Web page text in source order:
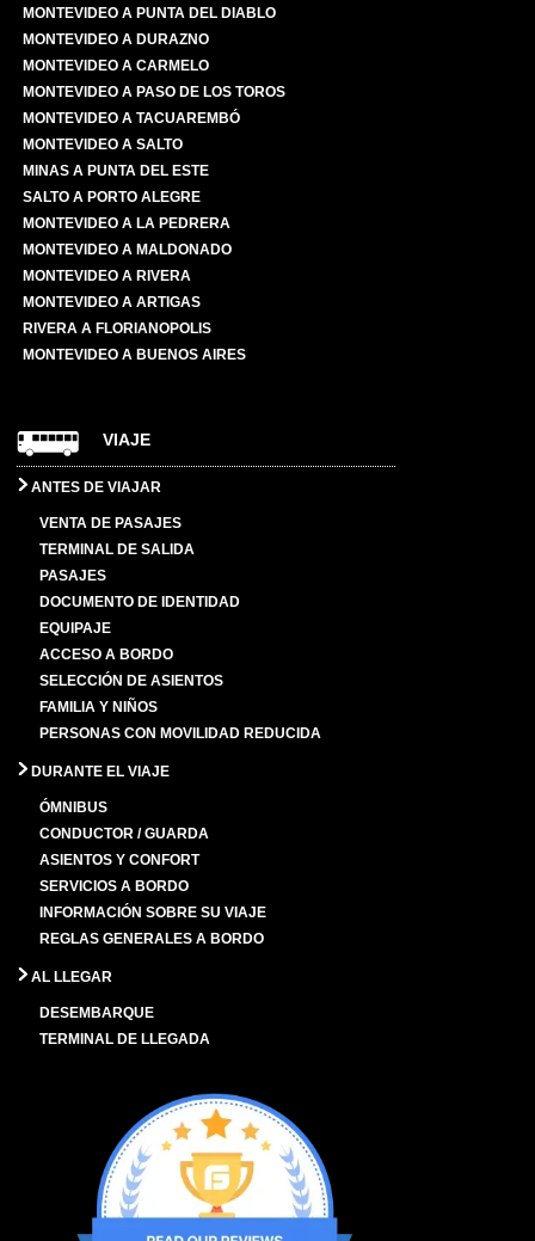
MONTEVIDEO A PUNTA DEL DIABLO
MONTEVIDEO A DURAZNO
MONTEVIDEO A CARMELO
MONTEVIDEO A PASO DE LOS TOROS
MONTEVIDEO A TACUAREMBÓ
MONTEVIDEO A SALTO
MINAS A PUNTA DEL ESTE
SALTO A PORTO ALEGRE
MONTEVIDEO A LA PEDRERA
MONTEVIDEO A MALDONADO
MONTEVIDEO A RIVERA
MONTEVIDEO A ARTIGAS
RIVERA A FLORIANOPOLIS
MONTEVIDEO A BUENOS AIRES
VIAJE
ANTES DE VIAJAR
VENTA DE PASAJES
TERMINAL DE SALIDA
PASAJES
DOCUMENTO DE IDENTIDAD
EQUIPAJE
ACCESO A BORDO
SELECCIÓN DE ASIENTOS
FAMILIA Y NIÑOS
PERSONAS CON MOVILIDAD REDUCIDA
DURANTE EL VIAJE
ÓMNIBUS
CONDUCTOR / GUARDA
ASIENTOS Y CONFORT
SERVICIOS A BORDO
INFORMACIÓN SOBRE SU VIAJE
REGLAS GENERALES A BORDO
AL LLEGAR
DESEMBARQUE
TERMINAL DE LLEGADA